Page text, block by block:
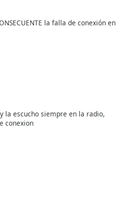
la falla de conexión en
la escucho siempre en la radio,
conexion